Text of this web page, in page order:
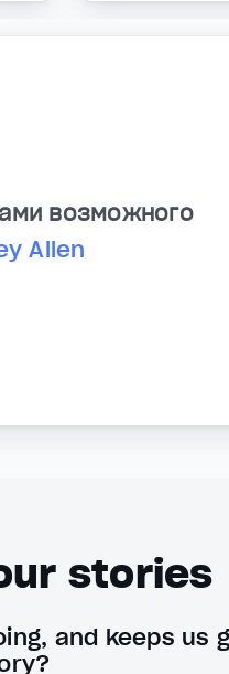
возможного
Allen
stories
and keeps us